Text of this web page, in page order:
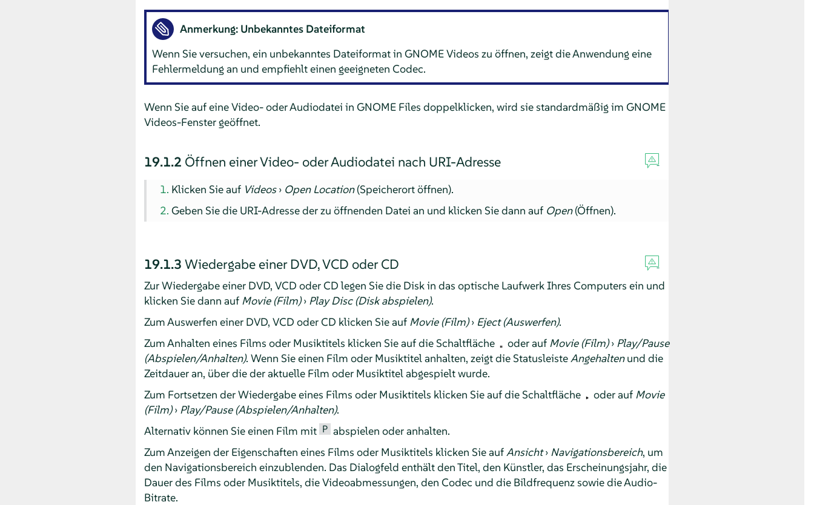
Anmerkung: Unbekanntes Dateiformat
Wenn Sie versuchen, ein unbekanntes Dateiformat in GNOME Videos zu öffnen, zeigt die Anwendung eine
Fehlermeldung an und empfiehlt einen geeigneten Codec.
Wenn Sie auf eine Video- oder Audiodatei in GNOME Files doppelklicken, wird sie standardmäßig im GNOME
Videos-Fenster geöffnet.
19.1.2 Öffnen einer Video- oder Audiodatei nach URI-Adresse
Klicken Sie auf Videos› Open Location(Speicherort öffnen).
Geben Sie die URI-Adresse der zu öffnenden Datei an und klicken Sie dann auf Open(Öffnen).
19.1.3 Wiedergabe einer DVD, VCD oder CD
Zur Wiedergabe einer DVD, VCD oder CD legen Sie die Disk in das optische Laufwerk Ihres Computers ein und
klicken Sie dann auf Movie (Film)› Play Disc (Disk abspielen).
Zum Auswerfen einer DVD, VCD oder CD klicken Sie auf Movie (Film)› Eject (Auswerfen).
Zum Anhalten eines Films oder Musiktitels klicken Sie auf die Schaltfläche
oder auf Movie (Film)› Play/Pause
(Abspielen/Anhalten). Wenn Sie einen Film oder Musiktitel anhalten, zeigt die StatusleisteAngehaltenund die
Zeitdauer an, über die der aktuelle Film oder Musiktitel abgespielt wurde.
Zum Fortsetzen der Wiedergabe eines Films oder Musiktitels klicken Sie auf die Schaltfläche
oder auf Movie
(Film)› Play/Pause (Abspielen/Anhalten).
Alternativ können Sie einen Film mit P abspielen oder anhalten.
Zum Anzeigen der Eigenschaften eines Films oder Musiktitels klicken Sie aufAnsicht› Navigationsbereich, um
den Navigationsbereich einzublenden. Das Dialogfeld enthält den Titel, den Künstler, das Erscheinungsjahr, die
Dauer des Films oder Musiktitels, die Videoabmessungen, den Codec und die Bildfrequenz sowie die Audio-
Bitrate.